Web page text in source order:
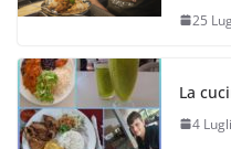
25
La
4